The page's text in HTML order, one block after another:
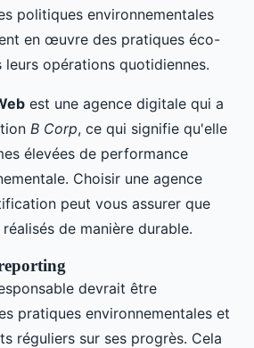
politiques environnementales
en œuvre des pratiques éco-
leurs opérations quotidiennes.
est une agence digitale qui a
B Corp, ce qui signifie qu'elle
élevées de performance
Choisir une agence
peut vous assurer que
de manière durable.
devrait être
pratiques environnementales et
réguliers sur ses progrès. Cela